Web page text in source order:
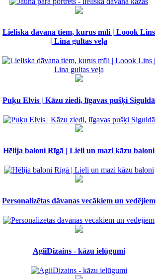
Lieliska dāvana tiem, kurus mīli | Loook Lins
| Lina gultas veļa
Puķu Elvis | Kāzu ziedi, līgavas pušķi Siguldā
Hēlija baloni Rīgā | Lieli un mazi kāzu baloni
Personalizētas dāvanas vecākiem un vedējiem
AgiiDizains - kāzu ielūgumi